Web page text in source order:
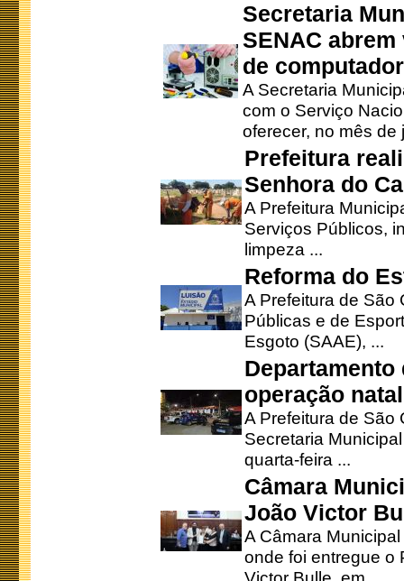
Secretaria
SENAC
de
A Secretaria
com o Serviço
oferecer, no mês de
Prefeitura
Senhora do
A Prefeitura
Serviços Públicos,
limpeza ...
Reforma do
A Prefeitura de São
Públicas e de
Esgoto (SAAE), ...
operação
A Prefeitura de São
Secretaria
quarta-feira ...
Câmara
João Victor
A Câmara
onde foi entregue o